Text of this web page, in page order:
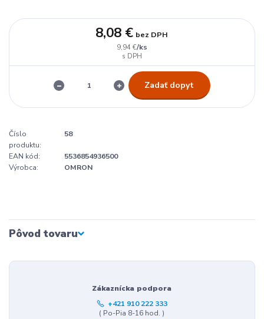
9,94 €/ks
8,08 € bez DPH
Zadať dopyt
Číslo
produktu:
58
EAN kód:
5536854936500
Výrobca:
OMRON
Pôvod tovaru
Zákaznícka podpora
+421 910 222 333
( Po-Pia 8-16 hod. )